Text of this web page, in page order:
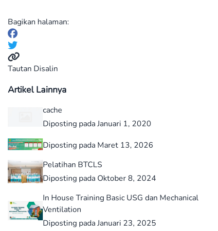
Bagikan halaman:
Tautan Disalin
Artikel Lainnya
cache
Diposting pada Januari 1, 2020
Diposting pada Maret 13, 2026
Pelatihan BTCLS
Diposting pada Oktober 8, 2024
In House Training Basic USG dan Mechanical
Ventilation
Diposting pada Januari 23, 2025